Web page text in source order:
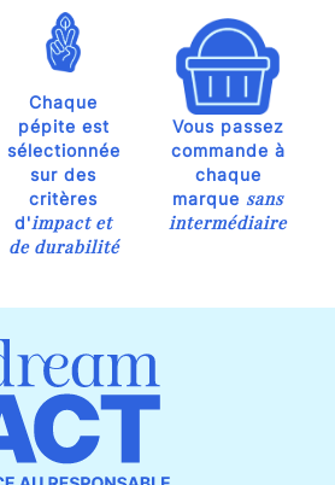
Chaque
pépite est
sélectionnée
sur des
critères
d'impact et
de durabilité
Vous passez
commande à
chaque
marque sans
intermédiaire